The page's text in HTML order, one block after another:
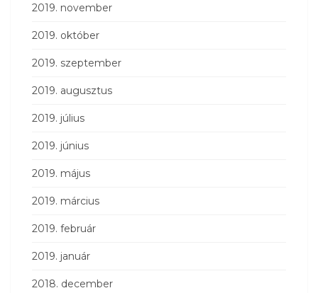
2019. november
2019. október
2019. szeptember
2019. augusztus
2019. július
2019. június
2019. május
2019. március
2019. február
2019. január
2018. december